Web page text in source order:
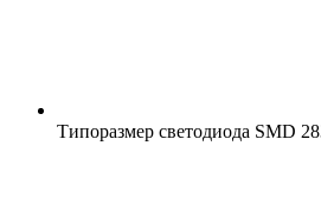
Типоразмер светодиода SMD